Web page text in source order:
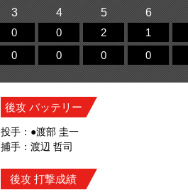
3 4 5 6
0 0 2 1
0 0 0 0
後攻 バッテリー
投手：●渡部 圭一
捕手：渡辺 哲司
後攻 打撃成績